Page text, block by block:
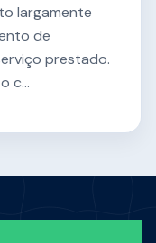
largamente
de
prestado.
c...